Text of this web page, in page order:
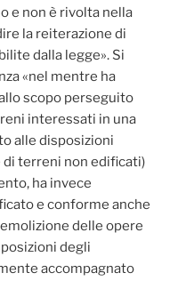
e non è rivolta nella
la reiterazione di
dalla legge». Si
«nel mentre ha
scopo perseguito
interessati in una
alle disposizioni
di terreni non edificati)
ha invece
e conforme anche
delle opere
degli
accompagnato